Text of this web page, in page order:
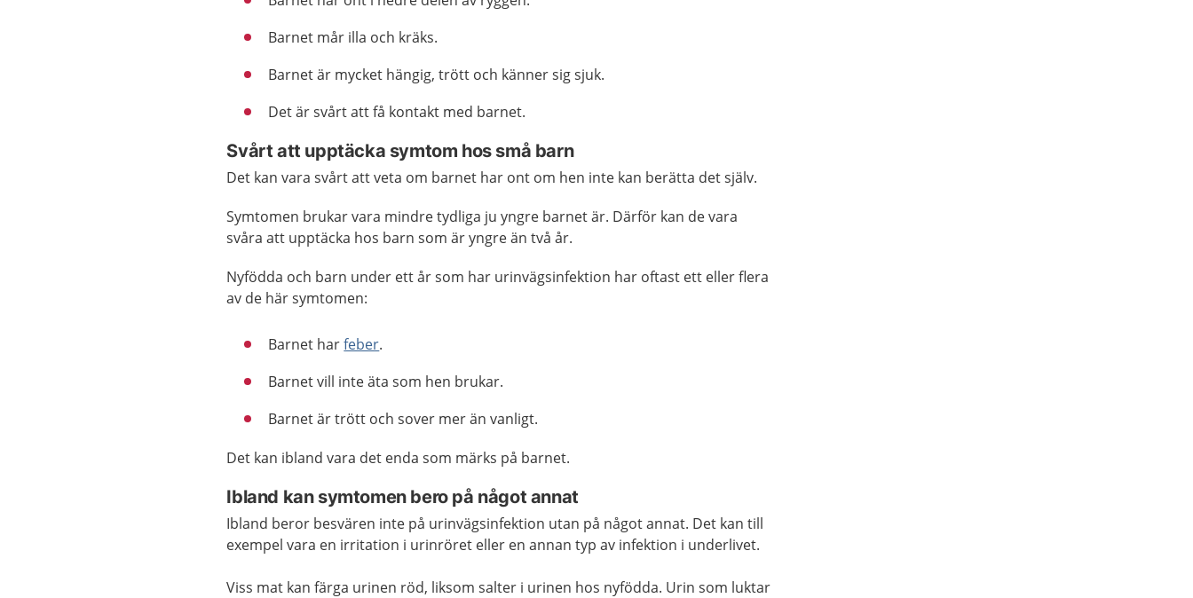
Barnet mår illa och kräks.
Barnet är mycket hängig, trött och känner sig sjuk.
Det är svårt att få kontakt med barnet.
Svårt att upptäcka symtom hos små barn
Det kan vara svårt att veta om barnet har ont om hen inte kan berätta det själv.
Symtomen brukar vara mindre tydliga ju yngre barnet är. Därför kan de vara
svåra att upptäcka hos barn som är yngre än två år.
Nyfödda och barn under ett år som har urinvägsinfektion har oftast ett eller flera
av de här symtomen:
Barnet harfeber.
Barnet vill inte äta som hen brukar.
Barnet är trött och sover mer än vanligt.
Det kan ibland vara det enda som märks på barnet.
Ibland kan symtomen bero på något annat
Ibland beror besvären inte på urinvägsinfektion utan på något annat. Det kan till
exempel vara en irritation i urinröret eller en annan typ av infektion i underlivet.
Viss mat kan färga urinen röd, liksom salter i urinen hos nyfödda. Urin som luktar